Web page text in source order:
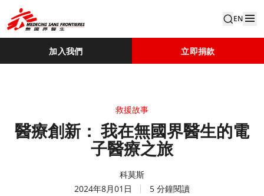
EN
加入我們 立即捐款
救援故事
醫療創新： 我在無國界醫生的電
子醫療之旅
科莫斯
2024年8月01日
5 分鐘閱讀